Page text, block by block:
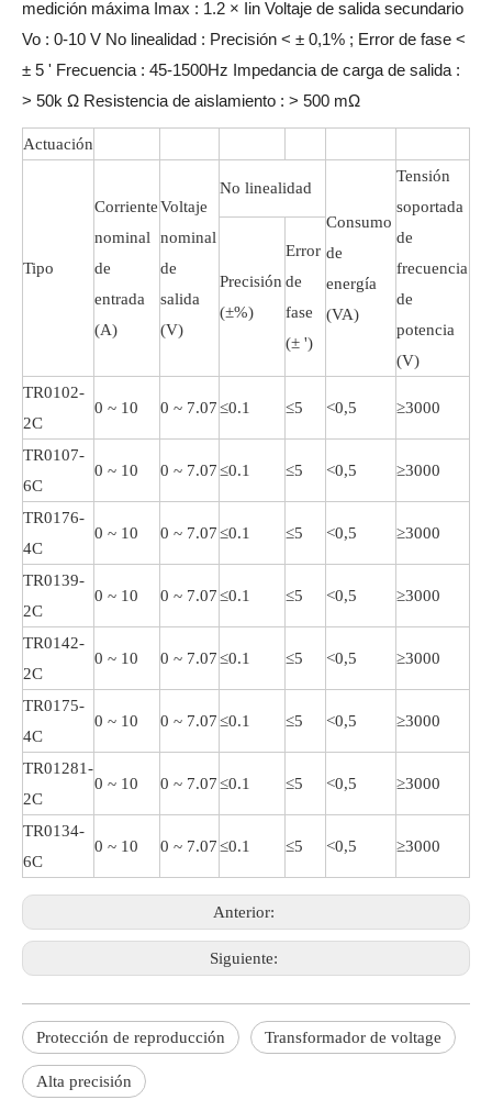
medición máxima Imax : 1.2 × Iin Voltaje de salida secundario
Vo : 0-10 V No linealidad : Precisión < ± 0,1% ; Error de fase <
± 5 ' Frecuencia : 45-1500Hz Impedancia de carga de salida :
> 50k Ω Resistencia de aislamiento : > 500 mΩ
Actuación
Tipo
Corriente
nominal
de
entrada
(A)
Voltaje
nominal
de
salida
(V)
No linealidad
Consumo
de
energía
(VA)
Tensión
soportada
de
frecuencia
de
potencia
(V)
Precisión
(±%)
Error
de
fase
(± ')
TR0102-
2C
0 ~ 10 0 ~ 7.07≤0.1 ≤5 <0,5 ≥3000
TR0107-
6C
0 ~ 10 0 ~ 7.07≤0.1 ≤5 <0,5 ≥3000
TR0176-
4C
0 ~ 10 0 ~ 7.07≤0.1 ≤5 <0,5 ≥3000
TR0139-
2C
0 ~ 10 0 ~ 7.07≤0.1 ≤5 <0,5 ≥3000
TR0142-
2C
0 ~ 10 0 ~ 7.07≤0.1 ≤5 <0,5 ≥3000
TR0175-
4C
0 ~ 10 0 ~ 7.07≤0.1 ≤5 <0,5 ≥3000
TR01281-
2C
0 ~ 10 0 ~ 7.07≤0.1 ≤5 <0,5 ≥3000
TR0134-
6C
0 ~ 10 0 ~ 7.07≤0.1 ≤5 <0,5 ≥3000
Anterior:
Siguiente:
Protección de reproducción Transformador de voltage
Alta precisión